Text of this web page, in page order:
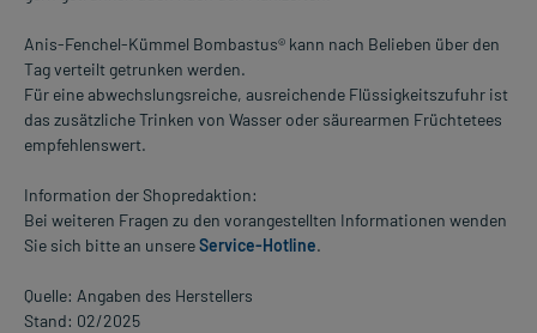
Anis-Fenchel-Kümmel Bombastus® kann nach Belieben über den
Tag verteilt getrunken werden.
Für eine abwechslungsreiche, ausreichende Flüssigkeitszufuhr ist
das zusätzliche Trinken von Wasser oder säurearmen Früchtetees
empfehlenswert.
Information der Shopredaktion:
Bei weiteren Fragen zu den vorangestellten Informationen wenden
Sie sich bitte an unsereService-Hotline.
Quelle: Angaben des Herstellers
Stand: 02/2025